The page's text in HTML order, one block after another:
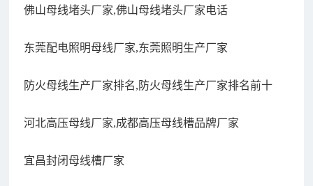
佛山母线堵头厂家,佛山母线堵头厂家电话
东莞配电照明母线厂家,东莞照明生产厂家
防火母线生产厂家排名,防火母线生产厂家排名前十
河北高压母线厂家,成都高压母线槽品牌厂家
宜昌封闭母线槽厂家